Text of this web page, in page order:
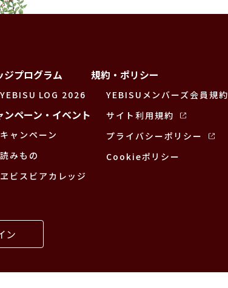
ジプログラム
YEBISU LOG 2026
ンペーン・イベント
キャンペーン
読みもの
ヱビスビアカレッジ
規約・ポリシー
YEBISUメンバーズ会員規約
サイト利用規約
プライバシーポリシー
Cookieポリシー
ン